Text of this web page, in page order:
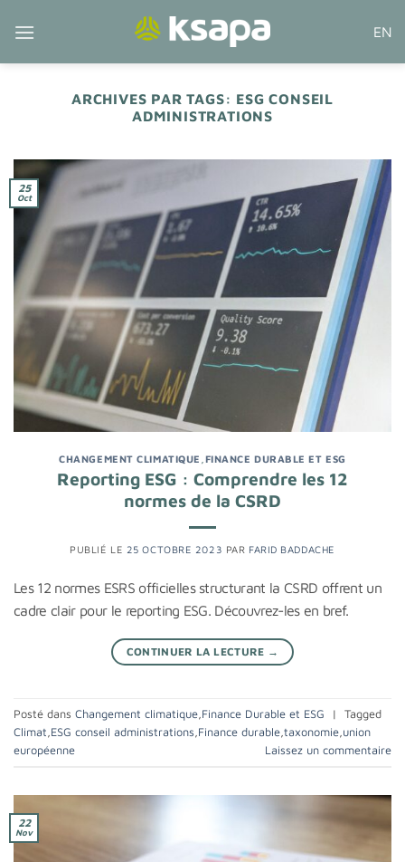
EN
ARCHIVES PAR TAGS: ESG CONSEIL
ADMINISTRATIONS
25
Oct
CHANGEMENT CLIMATIQUE FINANCE DURABLE ET ESG
Reporting ESG : Comprendre les 12
normes de la CSRD
PUBLIÉ LE 25 OCTOBRE 2023 PAR FARID BADDACHE
Les 12 normes ESRS officielles structurant la CSRD offrent un
cadre clair pour le reporting ESG. Découvrez-les en bref.
CONTINUER LA LECTURE →
Posté dans Changement climatique Finance Durable et ESG |
Tagged
Climat ESG conseil administrations Finance durable taxonomie union
européenne
Laissez un commentaire
22
Nov